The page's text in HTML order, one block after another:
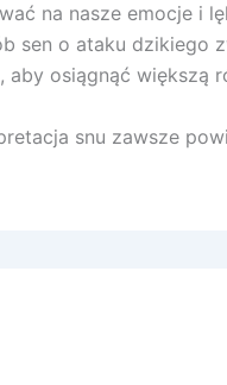
na nasze emocje i
sen o ataku dzikiego
osiągnąć większą
snu zawsze